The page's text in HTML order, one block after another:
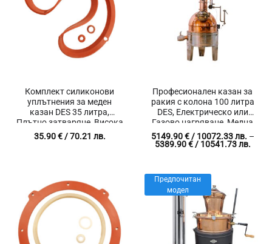
Комплект силиконови
уплътнения за меден
казан DES 35 литра,
Плътно затваряне, Висока
термо издръжливост
35.90€/ 70.21 лв.
Професионален казан за
ракия с колона 100 литра
DES, Eлектрическо или
Газово нагряване, Медна
ректификационна колона,
Мобилно смарт
5149.90€/ 10072.33 лв. –
5389.90€/ 10541.73 лв.
Предпочитан
модел